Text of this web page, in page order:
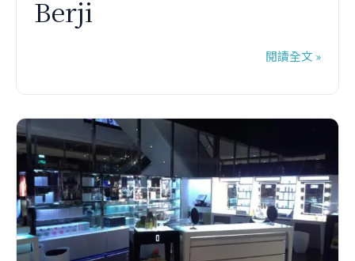
Berji
閱讀全文 »